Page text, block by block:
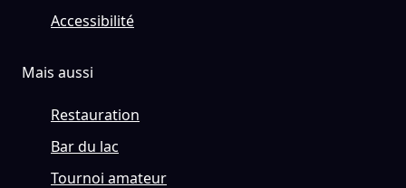
Accessibilité
Mais aussi
Restauration
Bar du lac
Tournoi amateur